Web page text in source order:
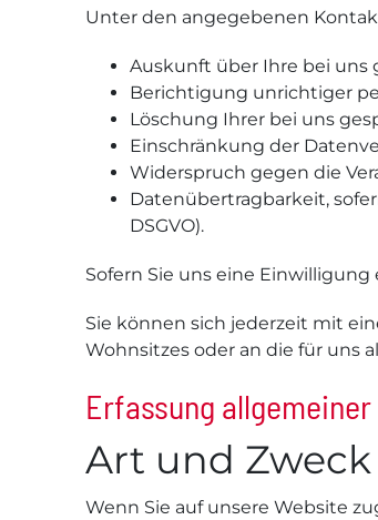
Unter den angegebenen
Auskunft über Ihre bei uns
Berichtigung unrichtiger
Löschung Ihrer bei uns
Einschränkung der
Widerspruch gegen die
Datenübertragbarkeit,
DSGVO).
Sofern Sie uns eine
Sie können sich jederzeit mit
Wohnsitzes oder an die für uns
Erfassung
Art und
Wenn Sie auf unsere Website